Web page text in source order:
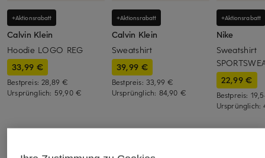
+Aktionsrabatt
Calvin Klein
Hoodie LOGO REG
33,99 €
Bestpreis:28,89 €
Ursprünglich: 59,90 €
+Aktionsrabatt
Calvin Klein
Sweatshirt
39,99 €
Bestpreis: 33,99 €
Ursprünglich: 84,90 €
+Aktionsrabatt
Nike
Sweatshirt
22,99 €
Bestpreis:
Ursprünglich: